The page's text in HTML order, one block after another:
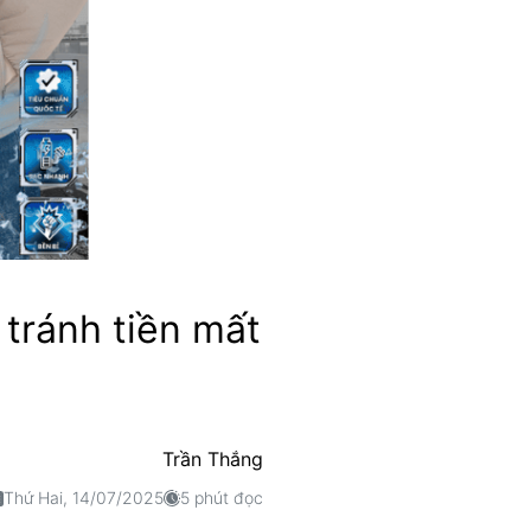
tiền mất
Trần Thắng
Thứ Hai, 14/07/2025 5 phút đọc